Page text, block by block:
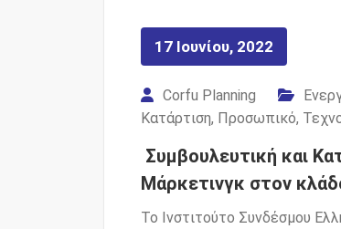
17 Ιουνίου, 2022
Corfu Planning
Κατάρτιση, Προσωπικό,
Συμβουλευτική και
Μάρκετινγκ στον
Το Ινστιτούτο Συνδέσμου